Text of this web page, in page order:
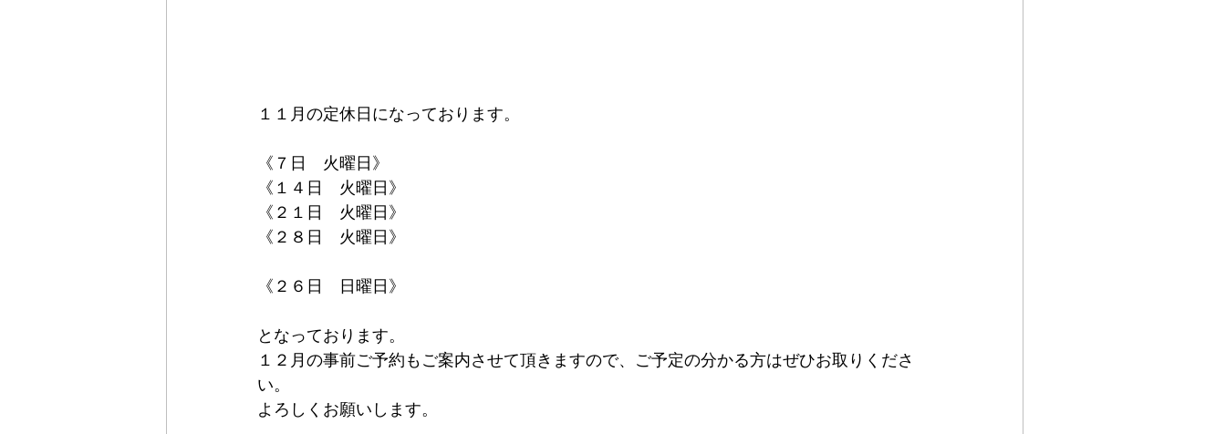
１１月の定休日になっております。
《７日　火曜日》
《１４日　火曜日》
《２１日　火曜日》
《２８日　火曜日》
《２６日　日曜日》
となっております。
１２月の事前ご予約もご案内させて頂きますので、ご予定の分かる方はぜひお取りくださ
い。
よろしくお願いします。